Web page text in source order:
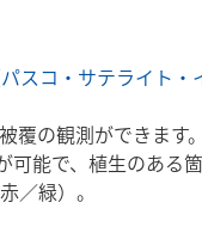
スコ・サテライト・
の観測ができます。
可能で、植生のある
／緑）。